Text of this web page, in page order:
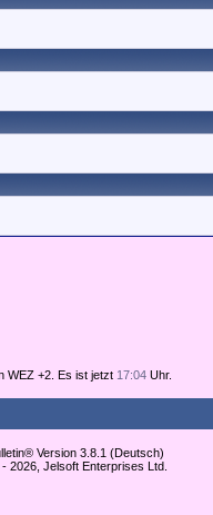
WEZ +2. Es ist jetzt 17:04 Uhr.
Version 3.8.1 (Deutsch)
2026, Jelsoft Enterprises Ltd.